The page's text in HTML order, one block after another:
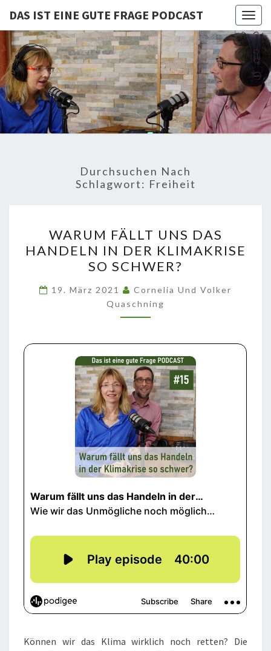
DAS IST EINE GUTE FRAGE PODCAST
DAS IST
EINE
GUTE
FRAGE
PODCAST
Von Cornelia Und
Volker
Quaschning – Der
Podcast Zur
Klimakrise Und
Energierevolution
Energiewende-
Fakten Und
Hintergründe
Durchsuchen Nach
Schlagwort: Freiheit
FÄLLT
UNS
DAS
HANDELN
IN
DER
SO
SCHWER?
WARUM FÄLLT UNS DAS
HANDELN IN DER KLIMAKRISE
SO SCHWER?
19. März 2021
Cornelia Und Volker
Quaschning
Können wir das Klima wirklich noch retten? Die